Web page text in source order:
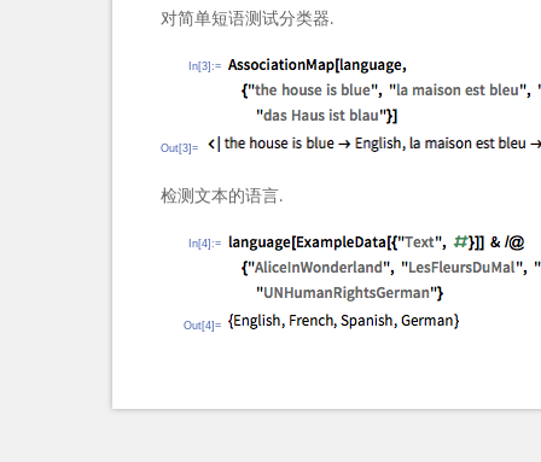
对简单短语测试分类器.
In[3]:=
Out[3]=
检测文本的语言.
In[4]:=
Out[4]=